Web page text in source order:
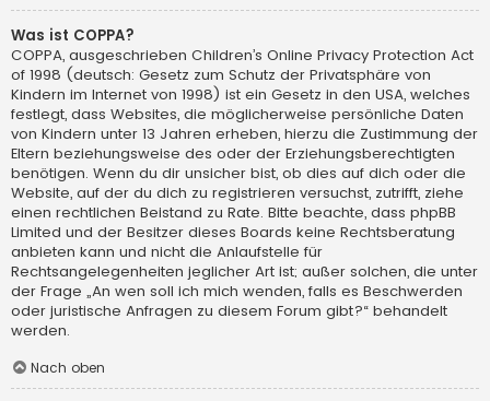
Was ist COPPA?
COPPA, ausgeschrieben Children’s Online Privacy Protection Act
of 1998 (deutsch: Gesetz zum Schutz der Privatsphäre von
Kindern im Internet von 1998) ist ein Gesetz in den USA, welches
festlegt, dass Websites, die möglicherweise persönliche Daten
von Kindern unter 13 Jahren erheben, hierzu die Zustimmung der
Eltern beziehungsweise des oder der Erziehungsberechtigten
benötigen. Wenn du dir unsicher bist, ob dies auf dich oder die
Website, auf der du dich zu registrieren versuchst, zutrifft, ziehe
einen rechtlichen Beistand zu Rate. Bitte beachte, dass phpBB
Limited und der Besitzer dieses Boards keine Rechtsberatung
anbieten kann und nicht die Anlaufstelle für
Rechtsangelegenheiten jeglicher Art ist; außer solchen, die unter
der Frage „An wen soll ich mich wenden, falls es Beschwerden
oder juristische Anfragen zu diesem Forum gibt?“ behandelt
werden.
Nach oben